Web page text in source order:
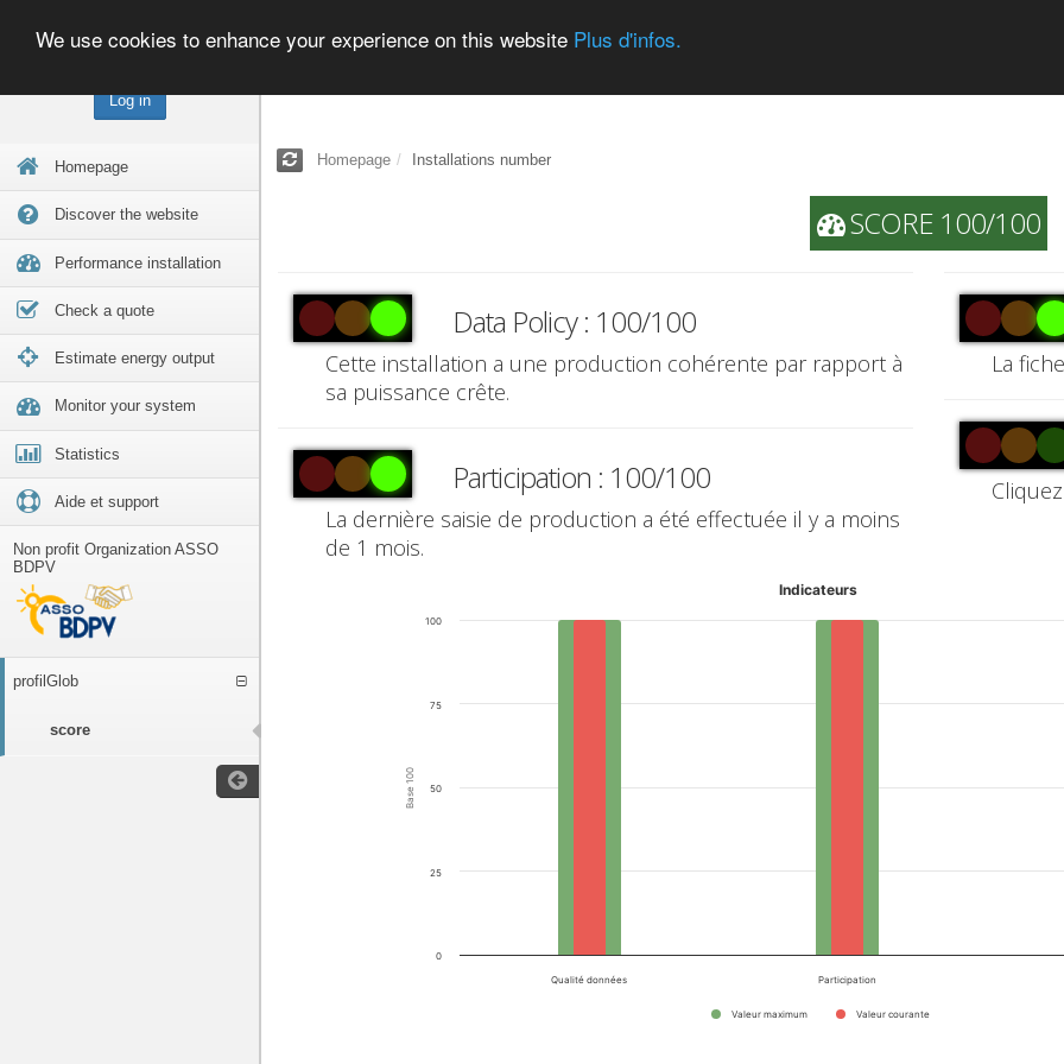
Log in
Homepage
Discover the website
Performance installation
Check a quote
Estimate energy output
Monitor your system
Statistics
Aide et support
Non profit Organization ASSO
BDPV
profilGlob
score
We use cookies to enhance your experience on this website Plus d'infos.
Homepage Installations number
SCORE 100/100
Data Policy : 100/100
Cette installation a une production cohérente par rapport à
sa puissance crête.
Participation : 100/100
La dernière saisie de production a été effectuée il y a moins
de 1 mois.
La
Base 100
Indicateurs
Valeur maximum Valeur courante
Qualité données Participation
0
25
50
75
100